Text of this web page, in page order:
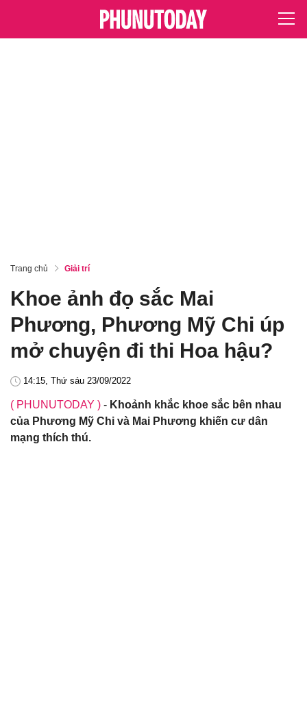
Trang chủ Giải trí
Khoe ảnh đọ sắc Mai
Phương, Phương Mỹ Chi úp
mở chuyện đi thi Hoa hậu?
14:15, Thứ sáu 23/09/2022
( PHUNUTODAY ) - Khoảnh khắc khoe sắc bên nhau
của Phương Mỹ Chi và Mai Phương khiến cư dân
mạng thích thú.